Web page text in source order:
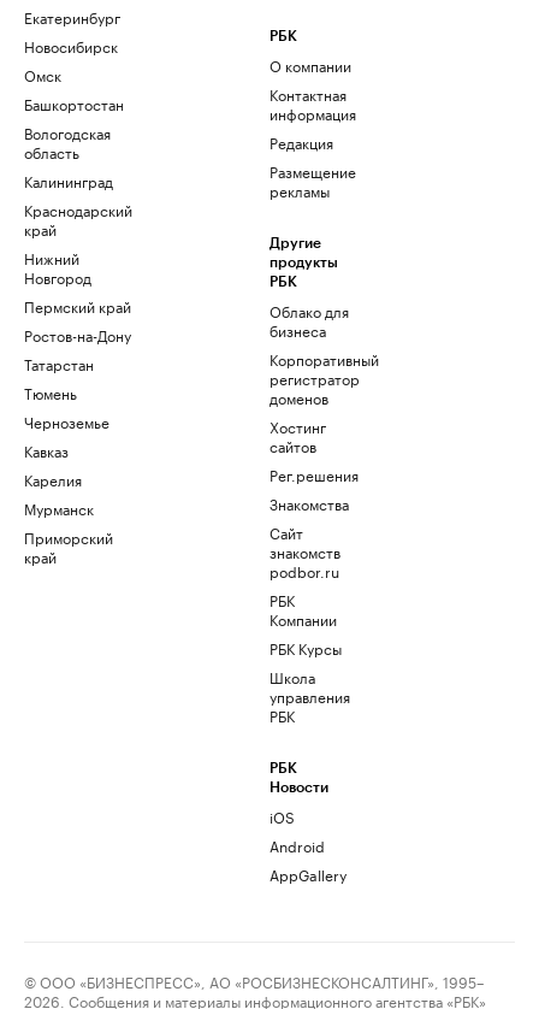
Екатеринбург
Новосибирск
Омск
Башкортостан
Вологодская
область
Калининград
Краснодарский
край
Нижний
Новгород
Пермский край
Ростов-на-Дону
Татарстан
Тюмень
Черноземье
Кавказ
Карелия
Мурманск
Приморский
край
РБК
О компании
Контактная
информация
Редакция
Размещение
рекламы
Другие
продукты
РБК
Облако для
бизнеса
Корпоративный
регистратор
доменов
Хостинг
сайтов
Рег.решения
Знакомства
Сайт
знакомств
podbor.ru
РБК
Компании
РБК Курсы
Школа
управления
РБК
РБК
Новости
iOS
Android
AppGallery
© ООО «БИЗНЕСПРЕСС», АО «РОСБИЗНЕСКОНСАЛТИНГ», 1995–
2026. Сообщения и материалы информационного агентства «РБК»